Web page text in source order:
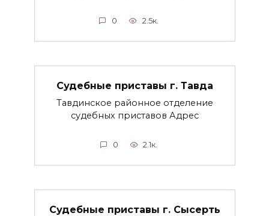
0 2.5к.
Судебные приставы г. Тавда
Тавдинское районное отделение
судебных приставов Адрес
0 2.1к.
Судебные приставы г. Сысерть